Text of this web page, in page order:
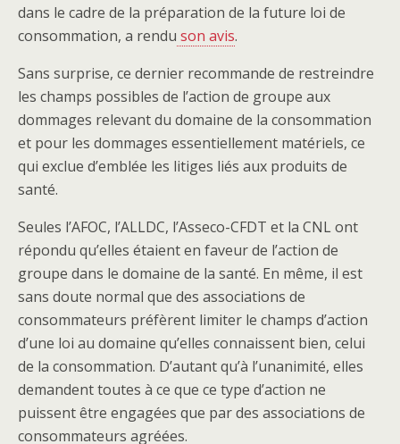
dans le cadre de la préparation de la future loi de
consommation, a rendu son avis.
Sans surprise, ce dernier recommande de restreindre
les champs possibles de l’action de groupe aux
dommages relevant du domaine de la consommation
et pour les dommages essentiellement matériels, ce
qui exclue d’emblée les litiges liés aux produits de
santé.
Seules l’AFOC, l’ALLDC, l’Asseco-CFDT et la CNL ont
répondu qu’elles étaient en faveur de l’action de
groupe dans le domaine de la santé. En même, il est
sans doute normal que des associations de
consommateurs préfèrent limiter le champs d’action
d’une loi au domaine qu’elles connaissent bien, celui
de la consommation. D’autant qu’à l’unanimité, elles
demandent toutes à ce que ce type d’action ne
puissent être engagées que par des associations de
consommateurs agréées.